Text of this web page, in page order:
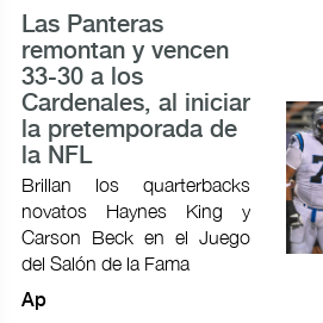
Las Panteras
remontan y vencen
33-30 a los
Cardenales, al iniciar
la pretemporada de
la NFL
Brillan los quarterbacks
novatos Haynes King y
Carson Beck en el Juego
del Salón de la Fama
Ap